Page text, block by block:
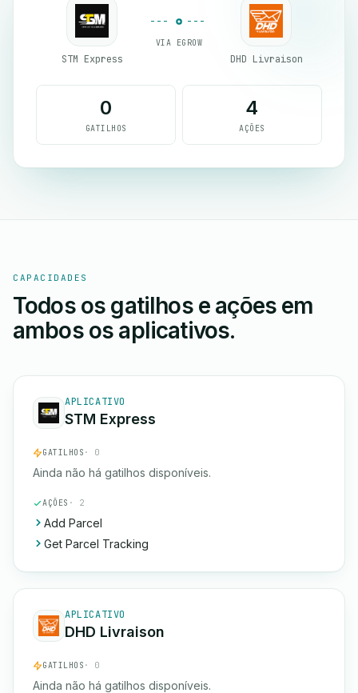
STM Express
VIA EGROW
DHD Livraison
0
GATILHOS
4
AÇÕES
CAPACIDADES
Todos os gatilhos e ações em
ambos os aplicativos.
APLICATIVO
STM Express
GATILHOS · 0
Ainda não há gatilhos disponíveis.
AÇÕES · 2
Add Parcel
Get Parcel Tracking
APLICATIVO
DHD Livraison
GATILHOS · 0
Ainda não há gatilhos disponíveis.